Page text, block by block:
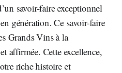
savoir-faire exceptionnel
génération. Ce savoir-faire
Grands Vins à la
affirmée. Cette excellence,
riche histoire et